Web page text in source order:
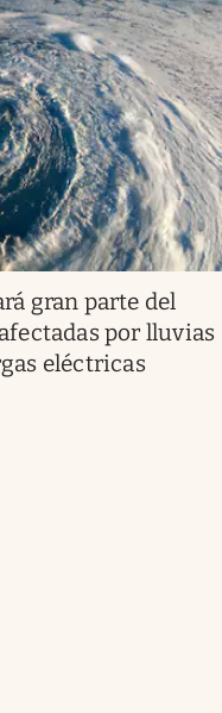
gran parte del
por lluvias
eléctricas